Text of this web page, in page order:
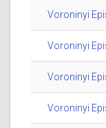
Voroninyi
Voroninyi
Voroninyi
Voroninyi